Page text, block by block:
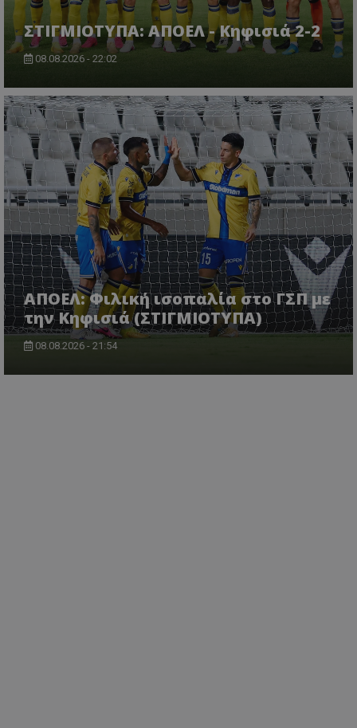
ΣΤΙΓΜΙΟΤΥΠΑ: ΑΠΟΕΛ - Κηφισιά 2-2
08.08.2026 - 22:02
ΑΠΟΕΛ: Φιλική ισοπαλία στο ΓΣΠ με
την Κηφισιά (ΣΤΙΓΜΙΟΤΥΠΑ)
08.08.2026 - 21:54